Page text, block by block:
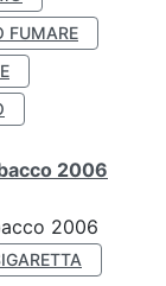
FUMARE
2006
2006